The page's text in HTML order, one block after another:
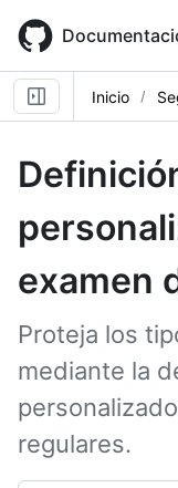
main
content
Inicio
examen
Proteja los
mediante la
regulares.